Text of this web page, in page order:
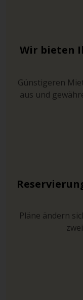
Wir bieten
Günstigeren
aus und
Pläne ändern